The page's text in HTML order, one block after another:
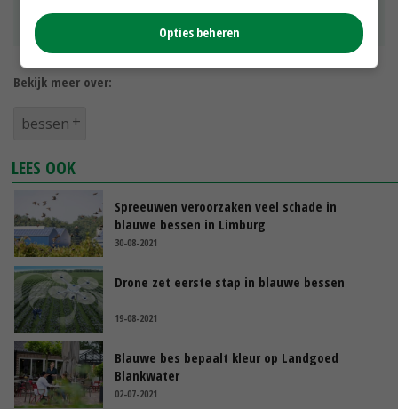
Maartensdijk en Drunen.
Bekijk meer over:
bessen
LEES OOK
Spreeuwen veroorzaken veel schade in
blauwe bessen in Limburg
30-08-2021
Drone zet eerste stap in blauwe bessen
19-08-2021
Blauwe bes bepaalt kleur op Landgoed
Blankwater
02-07-2021
Opties beheren